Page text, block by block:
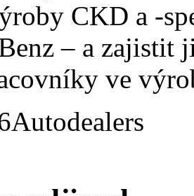
CKD a -
– a zajistit
ve
Autodealers